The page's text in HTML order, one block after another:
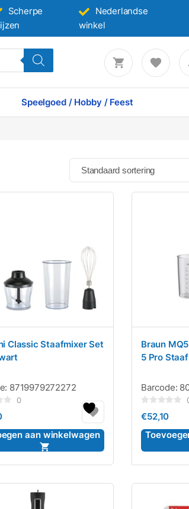
Scherpe
Nederlandse
winkel
Speelgoed / Hobby / Feest
Classic Staafmixer Set
8719979272272
0
aan winkelwagen
Braun
5 Pro
Barcode:
0
5
€52,10